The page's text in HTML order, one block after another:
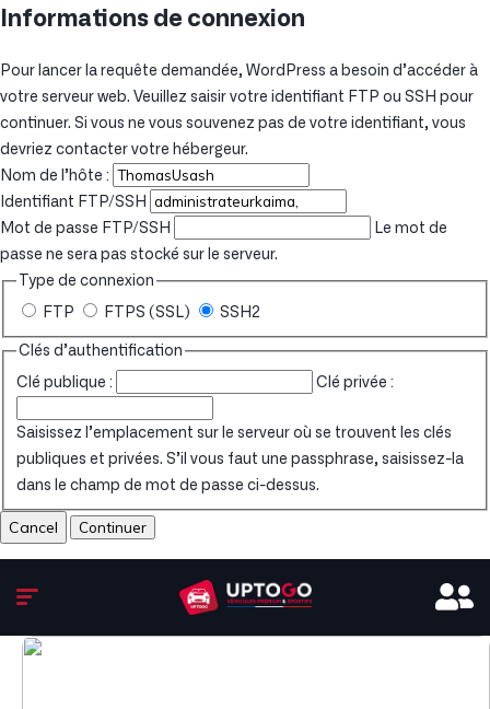
Informations de connexion
Pour lancer la requête demandée, WordPress a besoin d’accéder à
votre serveur web. Veuillez saisir votre identifiant FTP ou SSH pour
continuer. Si vous ne vous souvenez pas de votre identifiant, vous
devriez contacter votre hébergeur.
Nom de l’hôte :
Identifiant FTP/SSH
Mot de passe FTP/SSH
Le mot de
passe ne sera pas stocké sur le serveur.
Type de connexion
FTP FTPS (SSL) SSH2
Clés d’authentification
Clé publique : Clé privée :
Saisissez l’emplacement sur le serveur où se trouvent les clés
publiques et privées. S’il vous faut une passphrase, saisissez-la
dans le champ de mot de passe ci-dessus.
Cancel